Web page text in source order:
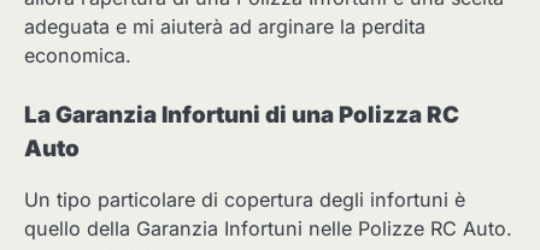
adeguata e mi aiuterà ad arginare la perdita
economica.
La Garanzia Infortuni di una Polizza RC
Auto
Un tipo particolare di copertura degli infortuni è
quello della Garanzia Infortuni nelle Polizze RC Auto.